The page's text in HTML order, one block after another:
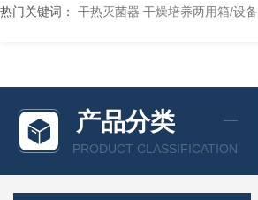
热门关键词： 干热灭菌器 干燥培养两用箱/设备
产品分类
PRODUCT CLASSIFICATION